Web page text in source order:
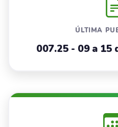
ÚLTIMA
007.25 - 09 a